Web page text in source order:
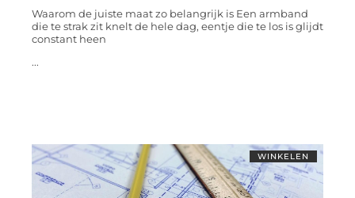
Waarom de juiste maat zo belangrijk is Een armband
die te strak zit knelt de hele dag, eentje die te los is glijdt
constant heen
...
WINKELEN